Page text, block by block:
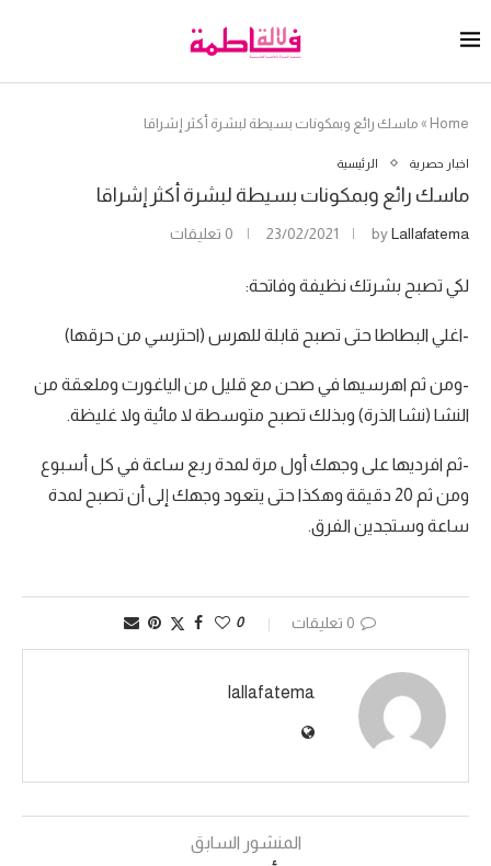
Home
» ماسك رائع وبمكونات بسيطة لبشرة أكثر إشراقا
اخبار حصرية الرئيسية
ماسك رائع وبمكونات بسيطة لبشرة أكثر إشراقا
byLallafatema
23/02/2021 0 تعليقات
لكي تصبح بشرتك نظيفة وفاتحة:
-اغلي البطاطا حتى تصبح قابلة للهرس (احترسي من حرقها)
-ومن ثم اهرسيها في صحن مع قليل من الياغورت وملعقة من
النشا (نشا الذرة) وبذلك تصبح متوسطة لا مائية ولا غليظة.
-ثم افرديها على وجهك أول مرة لمدة ربع ساعة في كل أسبوع
ومن ثم 20 دقيقة وهكذا حتى يتعود وجهك إلى أن تصبح لمدة
ساعة وستجدين الفرق.
0 تعليقات 0
lallafatema
المنشور السابق